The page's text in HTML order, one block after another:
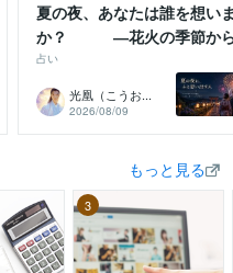
夏の夜、あなたは誰を想い
か？ ―花火の季節か
秋・冬へ動き出す恋―
占い
光凰（こうお...
2026/08/09
もっと見る
3